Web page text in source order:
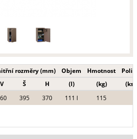
rozměry (mm) Objem Hmotnost
V Š H (l) (kg)
(ks)
395 370 111 l 115